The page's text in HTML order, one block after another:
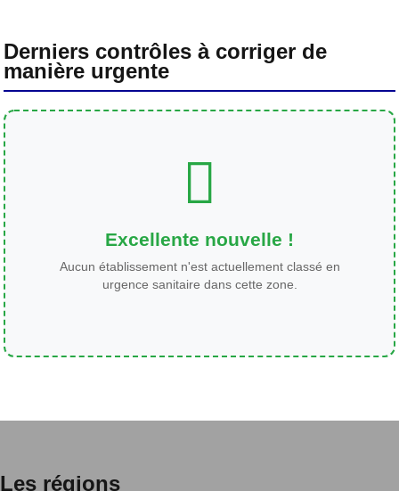
Derniers contrôles à corriger de
manière urgente
Excellente nouvelle !
Aucun établissement n'est actuellement classé en
urgence sanitaire dans cette zone.
Les régions